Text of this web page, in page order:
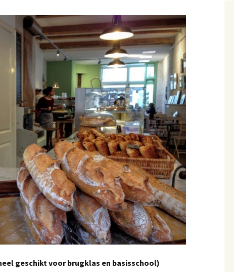
8: Joyeux Noël!
geschikt voor brugklas en basisschool)